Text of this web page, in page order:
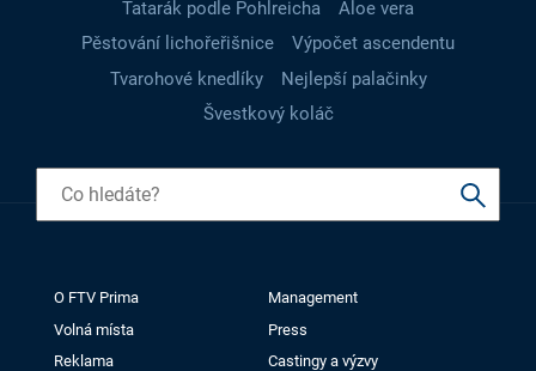
Tatarák podle Pohlreicha
Aloe vera
Pěstování lichořeřišnice
Výpočet ascendentu
Tvarohové knedlíky
Nejlepší palačinky
Švestkový koláč
O FTV Prima
Management
Volná místa
Press
Reklama
Castingy a výzvy